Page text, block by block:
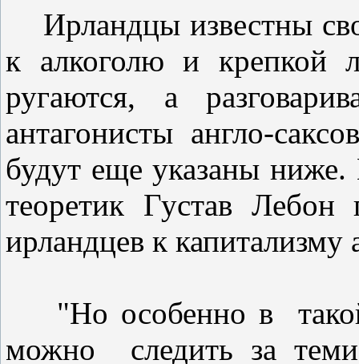
Ирландцы известны
к алкоголю и крепкой
ругаются, а
антагонисты англо-
будут еще указаны
теоретик Густав Лебон
ирландцев к капитализму
"Но особенно в
можно следить за